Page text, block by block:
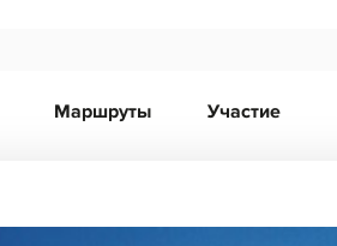
Маршруты Участие